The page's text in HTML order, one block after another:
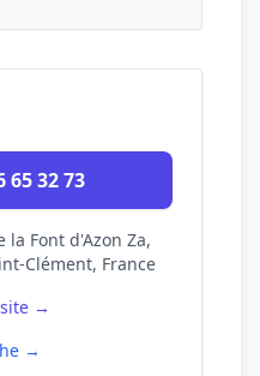
65 32 73
la Font d'Azon Za,
Clément, France
→
→